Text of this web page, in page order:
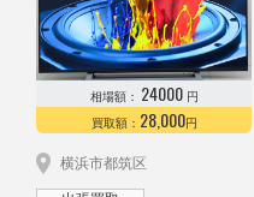
相場額： 24000 円
買取額： 28,000円
横浜市都筑区